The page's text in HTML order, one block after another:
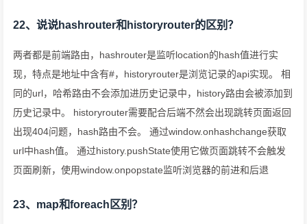
22、说说hashrouter和historyrouter的区别？
两者都是前端路由，hashrouter是监听location的hash值进行实
现，特点是地址中含有#，historyrouter是浏览记录的api实现。 相
同的url，哈希路由不会添加进历史记录中，history路由会被添加到
历史记录中。 historyrouter需要配合后端不然会出现跳转页面返回
出现404问题，hash路由不会。 通过window.onhashchange获取
url中hash值。 通过history.pushState使用它做页面跳转不会触发
页面刷新，使用window.onpopstate监听浏览器的前进和后退
23、map和foreach区别？